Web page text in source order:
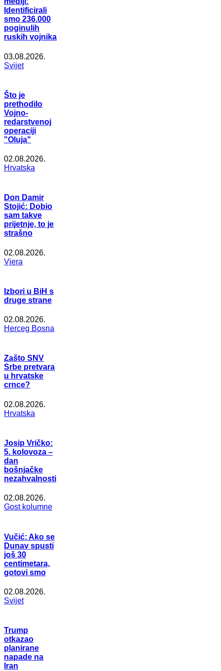
Identificirali
smo 236.000
poginulih
ruskih vojnika
03.08.2026.
Svijet
Što je
prethodilo
Vojno-
redarstvenoj
operaciji
"Oluja"
02.08.2026.
Hrvatska
Don Damir
Stojić: Dobio
sam takve
prijetnje, to je
strašno
02.08.2026.
Vjera
Izbori u BiH s
druge strane
02.08.2026.
Herceg Bosna
Zašto SNV
Srbe pretvara
u hrvatske
crnce?
02.08.2026.
Hrvatska
Josip Vričko:
5. kolovoza –
dan
bošnjačke
nezahvalnosti
02.08.2026.
Gost kolumne
Vučić: Ako se
Dunav spusti
još 30
centimetara,
gotovi smo
02.08.2026.
Svijet
Trump
otkazao
planirane
napade na
Iran